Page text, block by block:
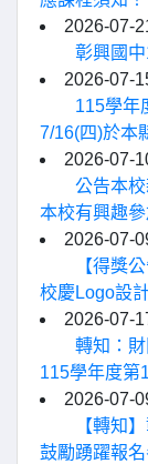
2026-07-
彰興國
2026-07-
115學年
7/16(四)於本
2026-07-
公告本
本校有興趣
2026-07-
【得獎
校慶Logo設
2026-07-
轉知：
115學年度第
2026-07-
【轉知
鼓勵踴躍報